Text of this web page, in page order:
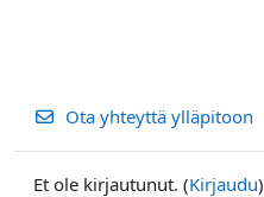
Ota yhteyttä ylläpitoon
Et ole kirjautunut. (Kirjaudu)